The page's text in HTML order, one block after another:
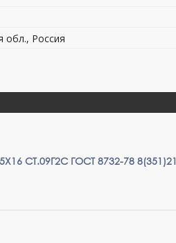
обл., Россия
СТ.09Г2С ГОСТ 8732-78